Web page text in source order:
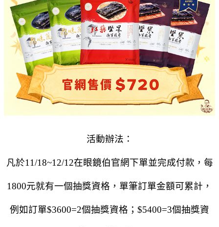
活動辦法：
凡於11/18~12/12在眼鏡伯官網下單並完成付款，每
1800元就有一個抽獎資格， 單筆訂單金額可累計，
例如訂單$3600=2個抽獎資格；$5400=3個抽獎資